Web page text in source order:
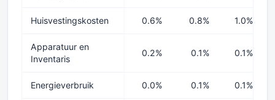
Huisvestingskosten 0.6% 0.8% 1.0%
Apparatuur en
Inventaris
0.2% 0.1% 0.1%
Energieverbruik 0.0% 0.1% 0.1%